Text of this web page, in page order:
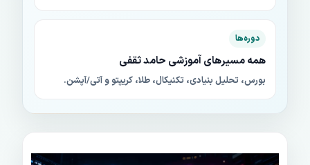
دوره‌ها
همه مسیرهای آموزشی حامد ثقفی
بورس، تحلیل بنیادی، تکنیکال، طلا، کریپتو و آتی/آپشن.